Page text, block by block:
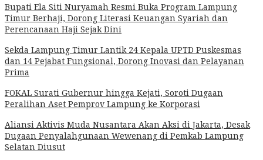
Bupati Ela Siti Nuryamah Resmi Buka Program Lampung
Timur Berhaji, Dorong Literasi Keuangan Syariah dan
Perencanaan Haji Sejak Dini
Sekda Lampung Timur Lantik 24 Kepala UPTD Puskesmas
dan 14 Pejabat Fungsional, Dorong Inovasi dan Pelayanan
Prima
FOKAL Surati Gubernur hingga Kejati, Soroti Dugaan
Peralihan Aset Pemprov Lampung ke Korporasi
Aliansi Aktivis Muda Nusantara Akan Aksi di Jakarta, Desak
Dugaan Penyalahgunaan Wewenang di Pemkab Lampung
Selatan Diusut